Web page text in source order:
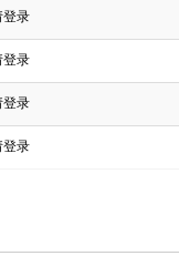
登录
登录
登录
登录